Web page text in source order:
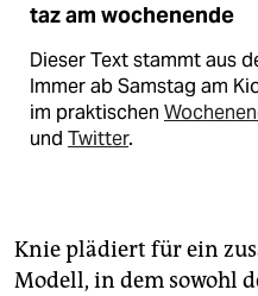
taz am wochenende
Dieser Text stammt aus
Immer ab Samstag am
im praktischen
und Twitter.
Knie plädiert für ein
Modell, in dem sowohl